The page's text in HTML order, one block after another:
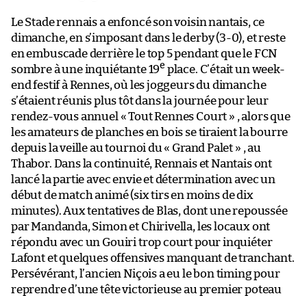
Le Stade rennais a enfoncé son voisin nantais, ce
dimanche, en s’imposant dans le derby (3-0), et reste
en embuscade derrière le top 5 pendant que le FCN
sombre à une inquiétante 19e place. C’était un week-
end festif à Rennes, où les joggeurs du dimanche
s’étaient réunis plus tôt dans la journée pour leur
rendez-vous annuel « Tout Rennes Court » , alors que
les amateurs de planches en bois se tiraient la bourre
depuis la veille au tournoi du « Grand Palet » , au
Thabor. Dans la continuité, Rennais et Nantais ont
lancé la partie avec envie et détermination avec un
début de match animé (six tirs en moins de dix
minutes). Aux tentatives de Blas, dont une repoussée
par Mandanda, Simon et Chirivella, les locaux ont
répondu avec un Gouiri trop court pour inquiéter
Lafont et quelques offensives manquant de tranchant.
Persévérant, l’ancien Niçois a eu le bon timing pour
reprendre d’une tête victorieuse au premier poteau